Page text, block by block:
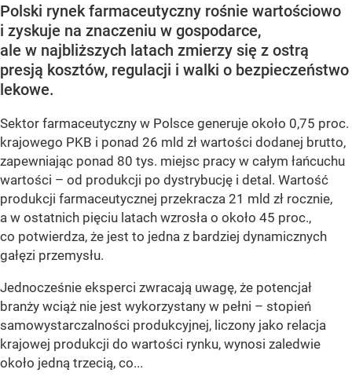
Polski rynek farmaceutyczny rośnie wartościowo
i zyskuje na znaczeniu w gospodarce,
ale w najbliższych latach zmierzy się z ostrą
presją kosztów, regulacji i walki o bezpieczeństwo
lekowe.
Sektor farmaceutyczny w Polsce generuje około 0,75 proc.
krajowego PKB i ponad 26 mld zł wartości dodanej brutto,
zapewniając ponad 80 tys. miejsc pracy w całym łańcuchu
wartości – od produkcji po dystrybucję i detal. Wartość
produkcji farmaceutycznej przekracza 21 mld zł rocznie,
a w ostatnich pięciu latach wzrosła o około 45 proc.,
co potwierdza, że jest to jedna z bardziej dynamicznych
gałęzi przemysłu.
Jednocześnie eksperci zwracają uwagę, że potencjał
branży wciąż nie jest wykorzystany w pełni – stopień
samowystarczalności produkcyjnej, liczony jako relacja
krajowej produkcji do wartości rynku, wynosi zaledwie
około jedną trzecią, co...